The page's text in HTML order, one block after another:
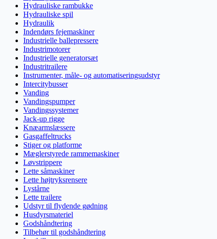
Hydrauliske rambukke
Hydrauliske spil
Hydraulik
Indendørs fejemaskiner
Industrielle ballepressere
Industrimotorer
Industrielle generatorsæt
Industritrailere
Instrumenter, måle- og automatiseringsudstyr
Intercitybusser
Vanding
Vandingspumper
Vandingssystemer
Jack-up rigge
Knæarmslæssere
Gasgaffeltrucks
Stiger og platforme
Mæglerstyrede rammemaskiner
Løvstrippere
Lette såmaskiner
Lette højtryksrensere
Lystårne
Lette trailere
Udstyr til flydende gødning
Husdyrsmateriel
Godshåndtering
Tilbehør til godshåndtering